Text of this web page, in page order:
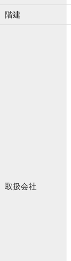
階建
取扱会社